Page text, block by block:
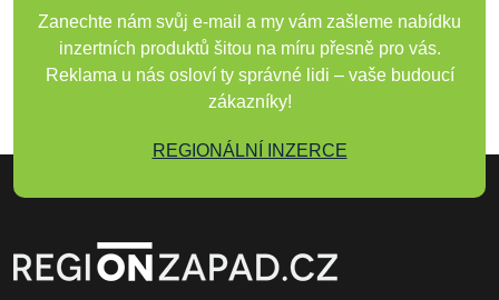
Zanechte nám svůj e-mail a my vám zašleme nabídku
inzertních produktů šitou na míru přesně pro vás.
Reklama u nás osloví ty správné lidi – vaše budoucí
zákazníky!
REGIONÁLNÍ INZERCE